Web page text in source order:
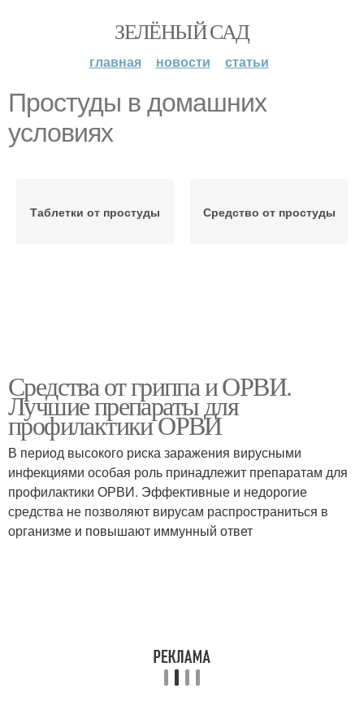
ЗЕЛЁНЫЙ САД
главная новости статьи
Простуды в домашних
условиях
Таблетки от простуды Средство от простуды
Средства от гриппа и ОРВИ.
Лучшие препараты для
профилактики ОРВИ
В период высокого риска заражения вирусными
инфекциями особая роль принадлежит препаратам для
профилактики ОРВИ. Эффективные и недорогие
средства не позволяют вирусам распространиться в
организме и повышают иммунный ответ